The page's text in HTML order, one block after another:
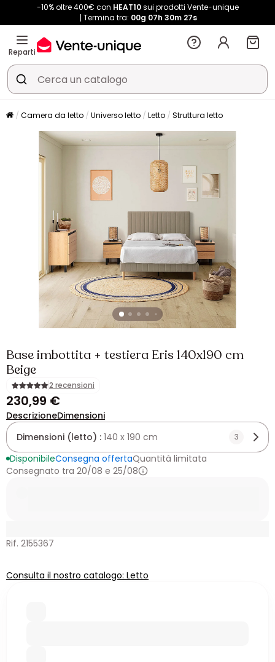
-10% oltre 400€ con HEAT10sui prodotti Vente-unique
Termina tra: 00g 07h 30m 26s
Reparti
Camera da letto Universo letto Letto Struttura letto
Base imbottita + testiera Eris 140x190 cm
Beige
2 recensioni
230,99 €
DescrizioneDimensioni
Dimensioni (letto) : 140 x 190 cm 3
DisponibileConsegna offertaQuantità limitata
Consegnato tra 20/08 e 25/08
Rif. 2155367
Consulta il nostro catalogo: Letto